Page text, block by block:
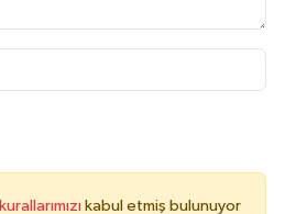
kabul etmiş bulunuyor